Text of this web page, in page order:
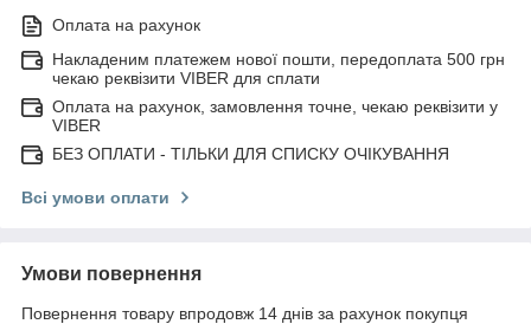
Оплата на рахунок
Накладеним платежем нової пошти, передоплата 500 грн
чекаю реквізити VIBER для сплати
Оплата на рахунок, замовлення точне, чекаю реквізити у
VIBER
БЕЗ ОПЛАТИ - ТІЛЬКИ ДЛЯ СПИСКУ ОЧІКУВАННЯ
Всі умови оплати
Умови повернення
Повернення товару впродовж 14 днів за рахунок покупця